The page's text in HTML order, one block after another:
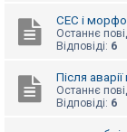
в
СЕС і
Останнє
Відповіді: 6
Після
Останнє
Відповіді: 6